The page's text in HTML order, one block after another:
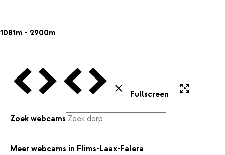
1081m - 2900m
Vorige Webcam
Volgende Webcam
Vorige Webcam
Volgende Webcam
Sluiten
Fullscreen
Zoek webcams
Meer webcams in Flims-Laax-Falera